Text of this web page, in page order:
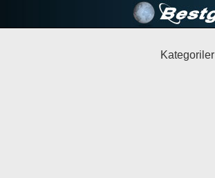
Kategoriler